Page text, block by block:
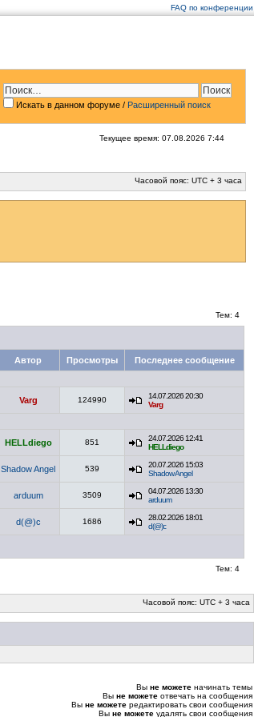
FAQ по конференции
Искать в данном форуме / Расширенный поиск
Текущее время: 07.08.2026 7:44
Часовой пояс: UTC + 3 часа
Тем: 4
Автор Просмотры Последнее сообщение
Varg 124990
14.07.2026 20:30
Varg
HELLdiego 851
24.07.2026 12:41
HELLdiego
Shadow Angel 539
20.07.2026 15:03
Shadow Angel
arduum 3509
04.07.2026 13:30
arduum
d(@)c 1686
28.02.2026 18:01
d(@)c
Тем: 4
Часовой пояс: UTC + 3 часа
Вы не можете начинать темы
Вы не можете отвечать на сообщения
Вы не можете редактировать свои сообщения
Вы не можете удалять свои сообщения